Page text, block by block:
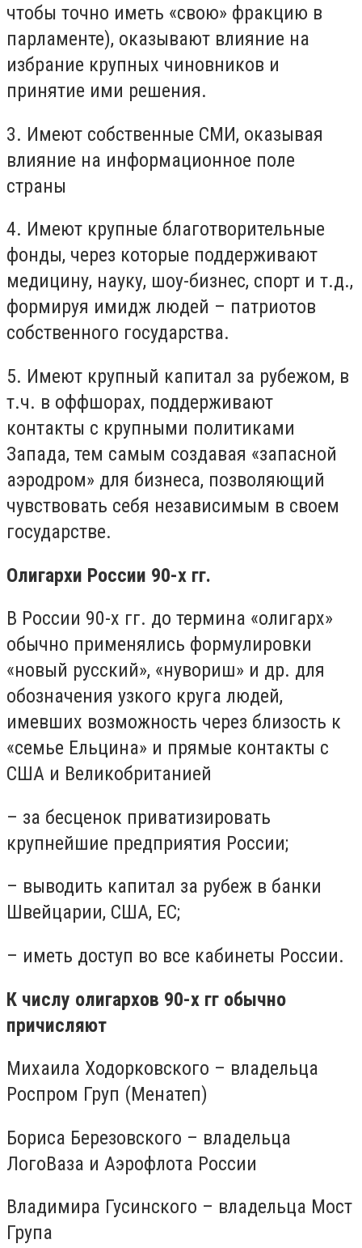
чтобы точно иметь «свою» фракцию в
парламенте), оказывают влияние на
избрание крупных чиновников и
принятие ими решения.
3. Имеют собственные СМИ, оказывая
влияние на информационное поле
страны
4. Имеют крупные благотворительные
фонды, через которые поддерживают
медицину, науку, шоу-бизнес, спорт и т.д.,
формируя имидж людей – патриотов
собственного государства.
5. Имеют крупный капитал за рубежом, в
т.ч. в оффшорах, поддерживают
контакты с крупными политиками
Запада, тем самым создавая «запасной
аэродром» для бизнеса, позволяющий
чувствовать себя независимым в своем
государстве.
Олигархи России 90-х гг.
В России 90-х гг. до термина «олигарх»
обычно применялись формулировки
«новый русский», «нувориш» и др. для
обозначения узкого круга людей,
имевших возможность через близость к
«семье Ельцина» и прямые контакты с
США и Великобританией
– за бесценок приватизировать
крупнейшие предприятия России;
– выводить капитал за рубеж в банки
Швейцарии, США, ЕС;
– иметь доступ во все кабинеты России.
К числу олигархов 90-х гг обычно
причисляют
Михаила Ходорковского – владельца
Роспром Груп (Менатеп)
Бориса Березовского – владельца
ЛогоВаза и Аэрофлота России
Владимира Гусинского – владельца Мост
Група